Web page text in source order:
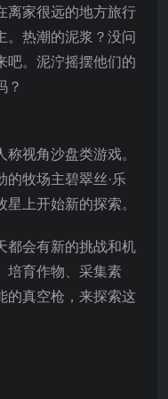
离家很远的地方旅行
。热潮的泥浆？没问
吧。泥泞摇摆他们的
？
视角沙盘类游戏。
的牧场主碧翠丝·乐
上开始新的探索。
都会有新的挑战和机
培育作物、采集素
的真空枪，来探索这